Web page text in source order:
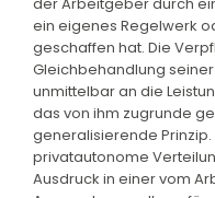
ein eigenes Regelwerk
geschaffen hat. Die
Gleichbehandlung
unmittelbar an die
das von ihm zugrunde
generalisierende
privatautonome
Ausdruck in einer vom